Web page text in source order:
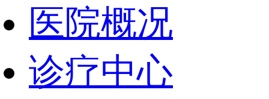
医院概况
诊疗中心